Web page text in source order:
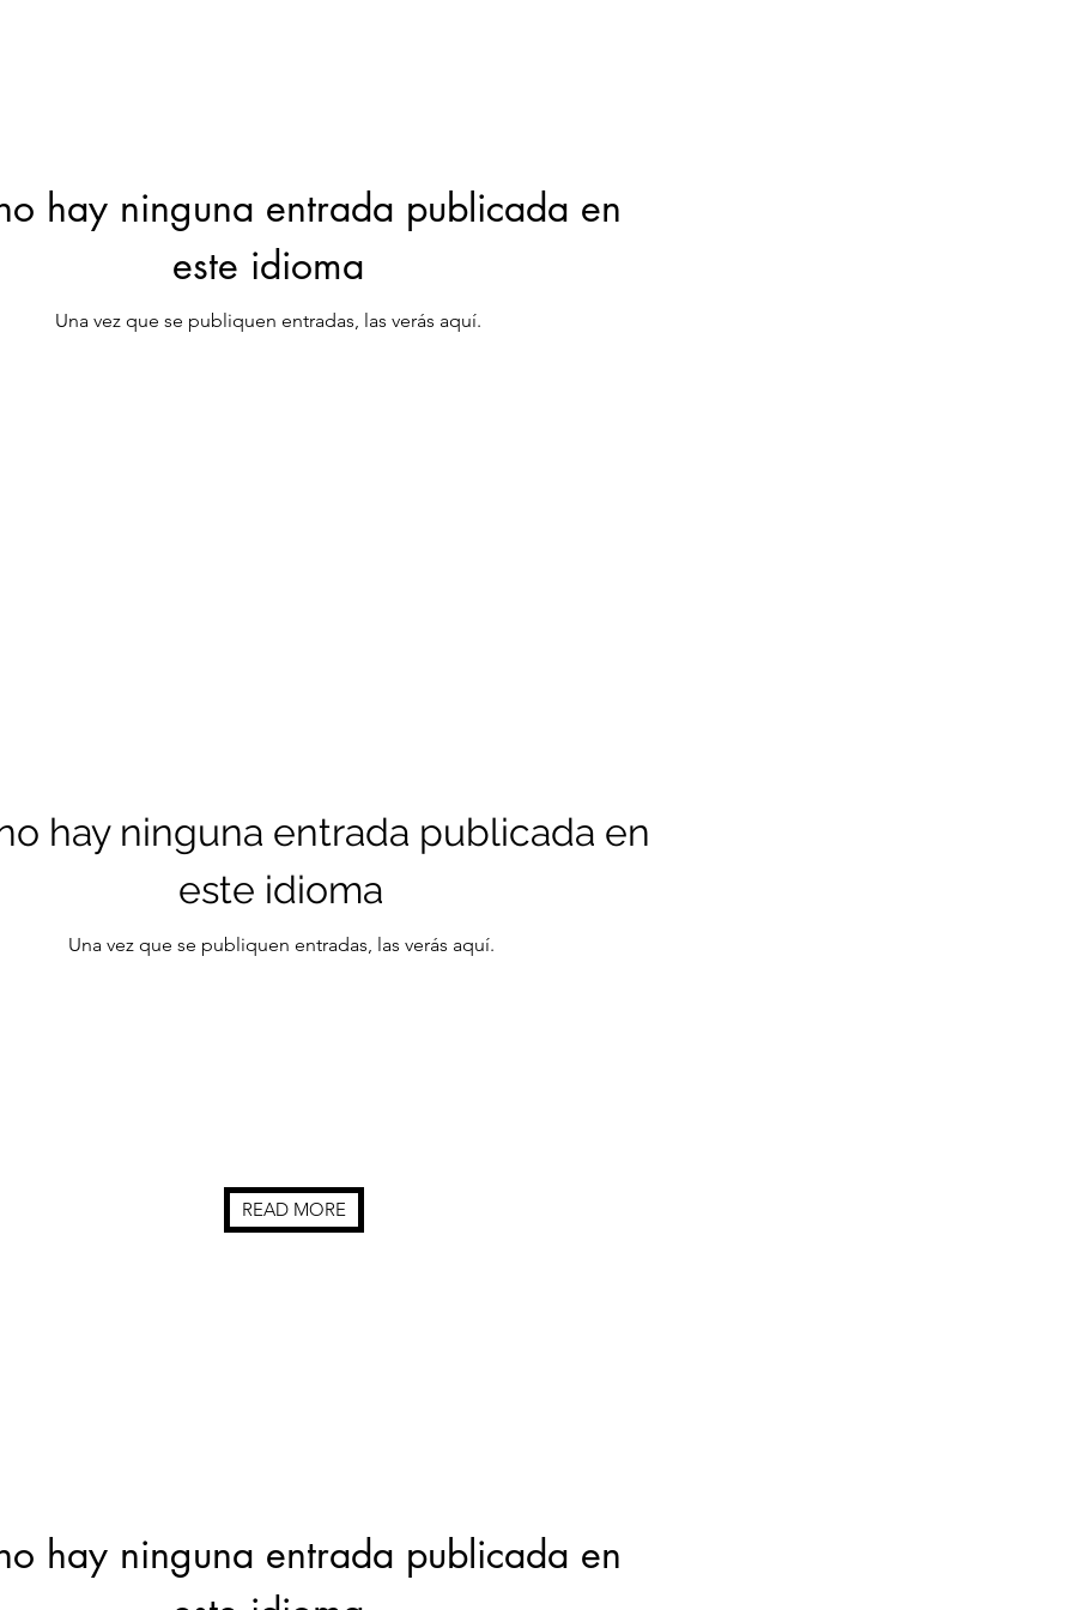
hay ninguna entrada publicada en
este idioma
Una vez que se publiquen entradas, las verás aquí.
hay ninguna entrada publicada en
este idioma
Una vez que se publiquen entradas, las verás aquí.
READ MORE
hay ninguna entrada publicada en